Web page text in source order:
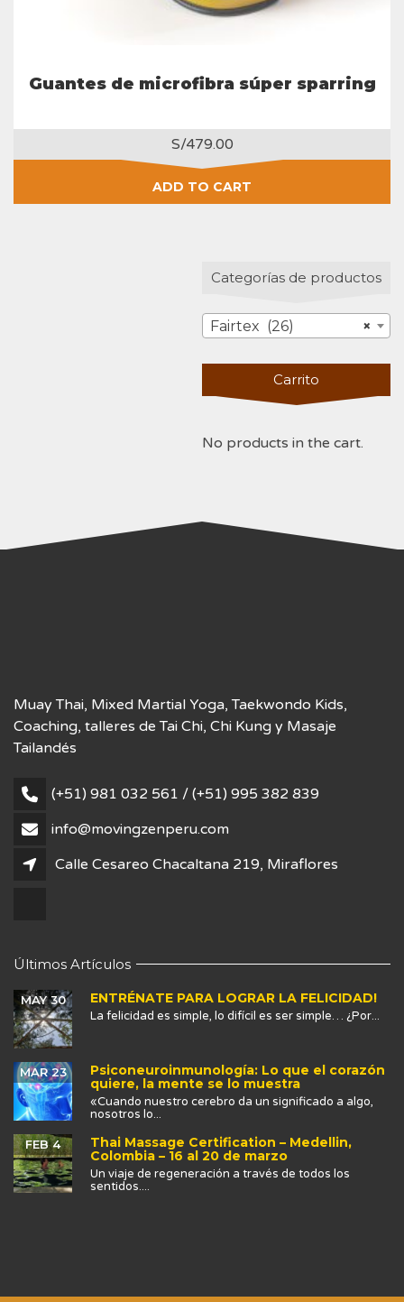
Guantes de microfibra súper sparring
S/479.00
ADD TO CART
Categorías de productos
×
Fairtex (26)
Carrito
No products in the cart.
Muay Thai, Mixed Martial Yoga, Taekwondo Kids,
Coaching, talleres de Tai Chi, Chi Kung y Masaje
Tailandés
(+51) 981 032 561 / (+51) 995 382 839
info@movingzenperu.com
Calle Cesareo Chacaltana 219, Miraflores
Últimos Artículos
ENTRÉNATE PARA LOGRAR LA FELICIDAD!
MAY 30
La felicidad es simple, lo difícil es ser simple… ¿Por...
Psiconeuroinmunología: Lo que el corazón
quiere, la mente se lo muestra
MAR 23
«Cuando nuestro cerebro da un significado a algo,
nosotros lo...
Thai Massage Certification – Medellin,
Colombia – 16 al 20 de marzo
FEB 4
Un viaje de regeneración a través de todos los
sentidos....